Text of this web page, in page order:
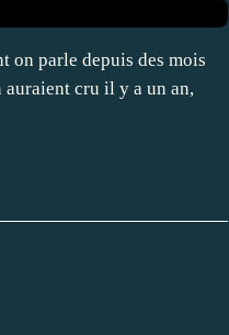
on parle depuis des mois
auraient cru il y a un an,